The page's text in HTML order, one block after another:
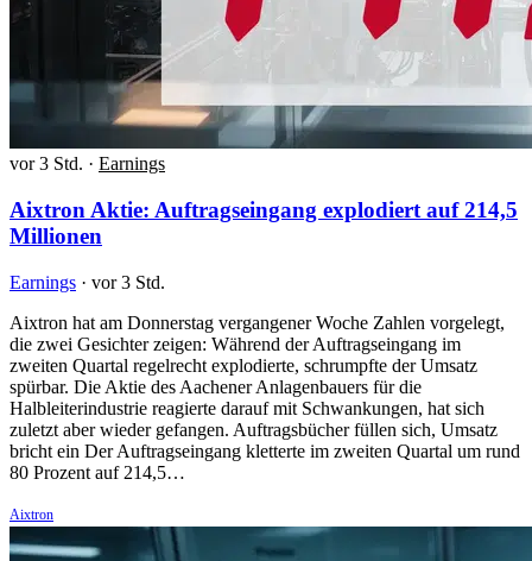
vor 3 Std. · Earnings
Aixtron Aktie: Auftragseingang explodiert auf 214,5
Millionen
Earnings · vor 3 Std.
Aixtron hat am Donnerstag vergangener Woche Zahlen vorgelegt,
die zwei Gesichter zeigen: Während der Auftragseingang im
zweiten Quartal regelrecht explodierte, schrumpfte der Umsatz
spürbar. Die Aktie des Aachener Anlagenbauers für die
Halbleiterindustrie reagierte darauf mit Schwankungen, hat sich
zuletzt aber wieder gefangen. Auftragsbücher füllen sich, Umsatz
bricht ein Der Auftragseingang kletterte im zweiten Quartal um rund
80 Prozent auf 214,5…
Aixtron